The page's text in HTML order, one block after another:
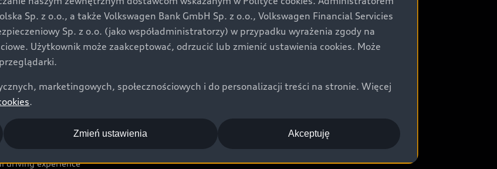
Audi
i historie postępu
Nuvolari
Sport Festiwal
i Muzeum Sztuki Nowoczesnej w Warszawie
driving experience
Sp. z o.o., a także Volkswagen Bank GmbH Sp. z o.o., Volkswagen Financial Servicies
Sp. z o.o. (jako współadministratorzy) w przypadku wyrażenia zgody na
Użytkownik może zaakceptować, odrzucić lub zmienić ustawienia cookies. Może
marketingowych, społecznościowych i do personalizacji treści na stronie. Więcej
.
Akceptuję
Zmień ustawienia